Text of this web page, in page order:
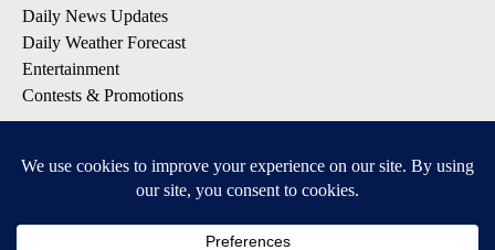
Daily News Updates
Daily Weather Forecast
Entertainment
Contests & Promotions